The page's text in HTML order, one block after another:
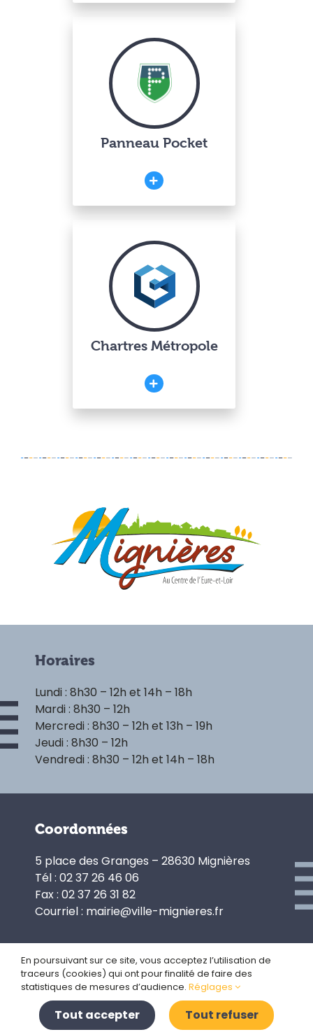
Panneau Pocket
Chartres Métropole
Horaires
Lundi : 8h30 – 12h et 14h – 18h
Mardi : 8h30 – 12h
Mercredi : 8h30 – 12h et 13h – 19h
Jeudi : 8h30 – 12h
Vendredi : 8h30 – 12h et 14h – 18h
Coordonnées
5 place des Granges – 28630 Mignières
Tél : 02 37 26 46 06
Fax : 02 37 26 31 82
Courriel : mairie@ville-mignieres.fr
Politique de confidentialité
Gestion des cookies
Plan du site
Mentions légales
En poursuivant sur ce site, vous acceptez l’utilisation de
traceurs (cookies) qui ont pour finalité de faire des
statistiques de mesures d’audience. Réglages
Tout accepter Tout refuser